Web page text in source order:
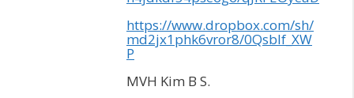
https://www.dropbox.com/sh/
md2jx1phk6vror8/0QsbIf_XW
P
MVH Kim B S.